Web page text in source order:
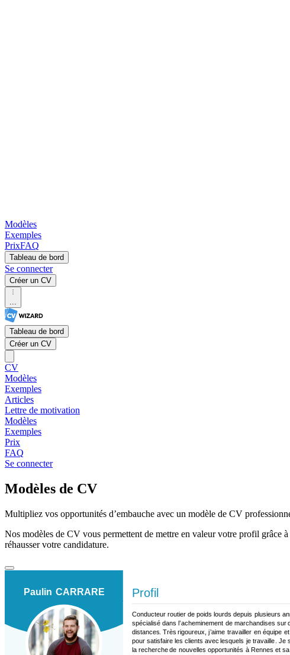
Modèles
Exemples
PrixFAQ
Tableau de bord
Se connecter
Créer un CV
...
Tableau de bord
Créer un CV
CV
Modèles
Exemples
Articles
Lettre de motivation
Modèles
Exemples
Prix
FAQ
Se connecter
Modèles de CV
Multipliez vos opportunités d’embauche avec un modèle de CV
Nos modèles de CV vous permettent de mettre en valeur votre profil grâce
réhausser votre candidature.